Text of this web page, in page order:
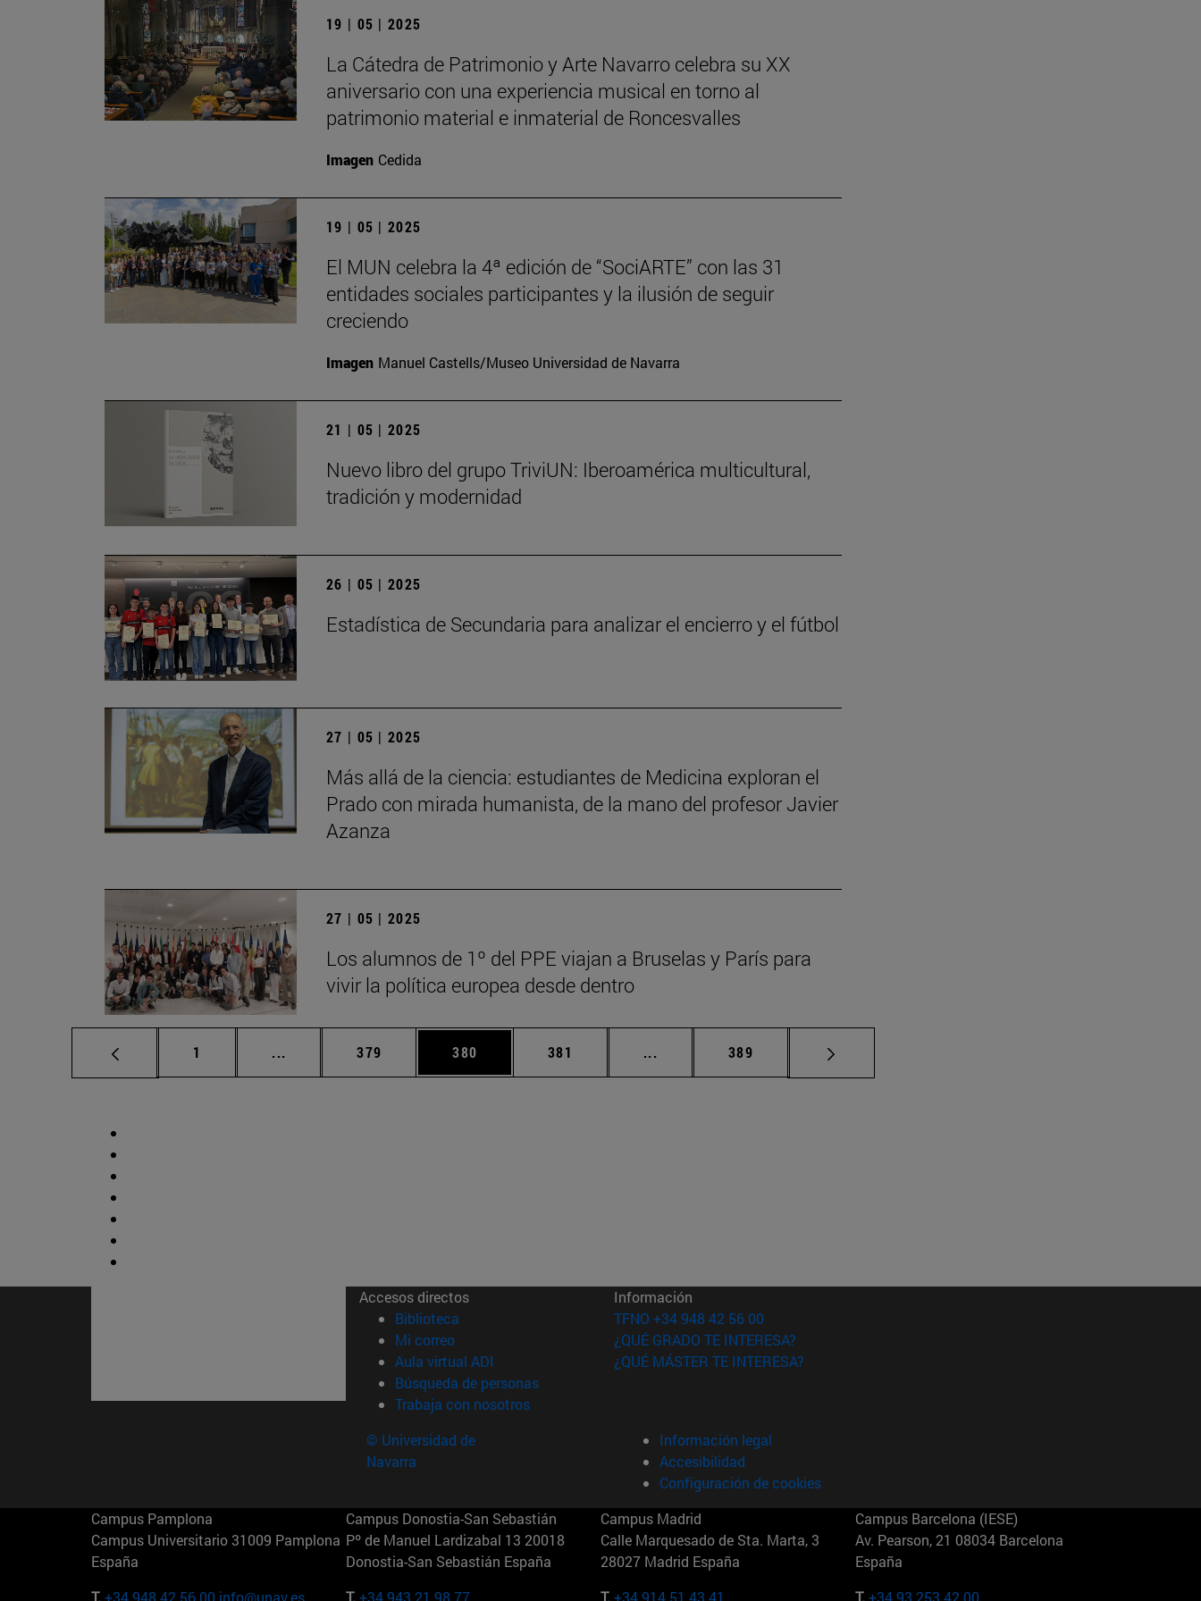
19 | 05 | 2025
La Cátedra de Patrimonio y Arte Navarro celebra su XX
aniversario con una experiencia musical en torno al
patrimonio material e inmaterial de Roncesvalles
Imagen Cedida
19 | 05 | 2025
El MUN celebra la 4ª edición de “SociARTE” con las 31
entidades sociales participantes y la ilusión de seguir
creciendo
Imagen Manuel Castells/Museo Universidad de Navarra
21 | 05 | 2025
Nuevo libro del grupo TriviUN: Iberoamérica multicultural,
tradición y modernidad
26 | 05 | 2025
Estadística de Secundaria para analizar el encierro y el fútbol
27 | 05 | 2025
Más allá de la ciencia: estudiantes de Medicina exploran el
Prado con mirada humanista, de la mano del profesor Javier
Azanza
27 | 05 | 2025
Los alumnos de 1º del PPE viajan a Bruselas y París para
vivir la política europea desde dentro
Página
1 ... Páginas intermedias Use TAB para desplazarse.
Página
379 Página
380 Página
381 ... Páginas intermedias Use TAB para desplazarse.
Página
389
Accesos directos
Biblioteca (abre en nueva ventana)
Mi correo(abre en nueva ventana)
Aula virtual ADI (abre en nueva ventana)
Búsqueda de personas(abre en nueva ventana)
Trabaja con nosotros(abre en nueva ventana)
Información
TFNO +34 948 42 56 00
¿QUÉ GRADO TE INTERESA?
¿QUÉ MÁSTER TE INTERESA?
© Universidad de
Navarra
Información legal
Accesibilidad
Configuración de cookies
Campus Pamplona
Campus Universitario 31009 Pamplona
España
T. +34 948 42 56 00 info@unav.es
Campus Donostia-San Sebastián
Pº de Manuel Lardizabal 13 20018
Donostia-San Sebastián España
T. +34 943 21 98 77
Campus Madrid
Calle Marquesado de Sta. Marta, 3
28027 Madrid España
T. +34 914 51 43 41
Campus Barcelona (IESE)
Av. Pearson, 21 08034 Barcelona
España
T. +34 93 253 42 00